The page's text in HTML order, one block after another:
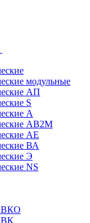
модульные
АП
S
А
АВ2М
АЕ
ВА
Э
NS
ВКО
ВК